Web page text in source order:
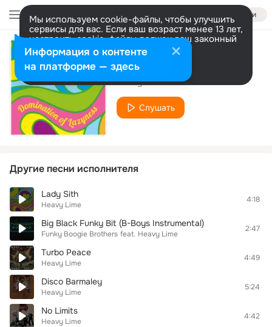
Войти
Мы используем cookie-файлы, чтобы улучшить
сервисы для вас. Если ваш возраст менее 13 лет,
настроить cookie-файлы должен ваш законный
представитель. Больше информации
Разрешить все Настроить
What I Need
Heavy Lime
Слушать
Другие песни исполнителя
Lady Sith
Heavy Lime
4:18
Big Black Funky Bit (B-Boys Instrumental)
Funky Boogie Brothers feat. Heavy Lime
2:47
Turbo Peace
Heavy Lime
4:49
Disco Barmaley
Heavy Lime
5:24
No Limits
Heavy Lime
4:42
Информация о контенте
на платформе — здесь